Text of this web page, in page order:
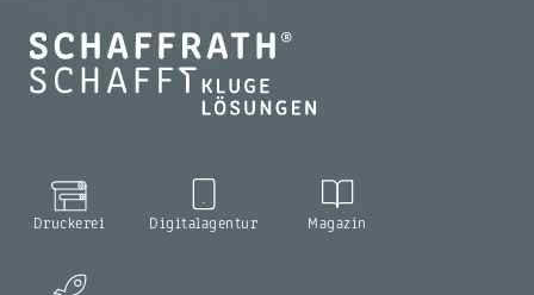
Druckerei Digitalagentur Magazin